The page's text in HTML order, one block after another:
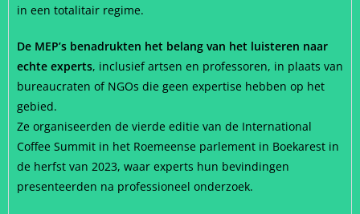
in een totalitair regime.
De MEP’s benadrukten het belang van het luisteren naar
echte experts, inclusief artsen en professoren, in plaats van
bureaucraten of NGOs die geen expertise hebben op het
gebied.
Ze organiseerden de vierde editie van de International
Coffee Summit in het Roemeense parlement in Boekarest in
de herfst van 2023, waar experts hun bevindingen
presenteerden na professioneel onderzoek.